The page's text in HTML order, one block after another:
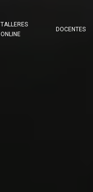
TALLERES
ONLINE
DOCENTES